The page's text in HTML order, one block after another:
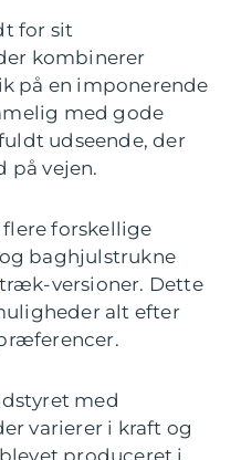
for sit
kombinerer
på en imponerende
med gode
udseende, der
på vejen.
flere forskellige
baghjulstrukne
versioner. Dette
alt efter
med
varierer i kraft og
produceret i